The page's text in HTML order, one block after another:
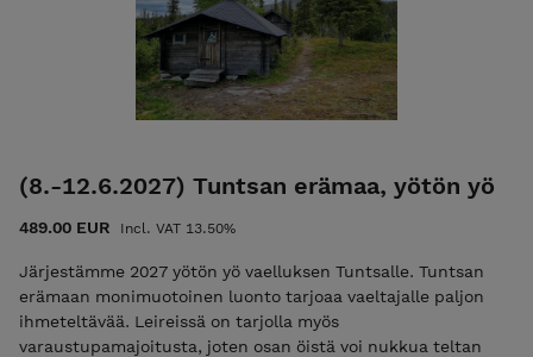
(8.-12.6.2027) Tuntsan erämaa, yötön yö
489.00 EUR Incl. VAT 13.50%
Järjestämme 2027 yötön yö vaelluksen Tuntsalle. Tuntsan
erämaan monimuotoinen luonto tarjoaa vaeltajalle paljon
ihmeteltävää. Leireissä on tarjolla myös
varaustupamajoitusta, joten osan öistä voi nukkua teltan